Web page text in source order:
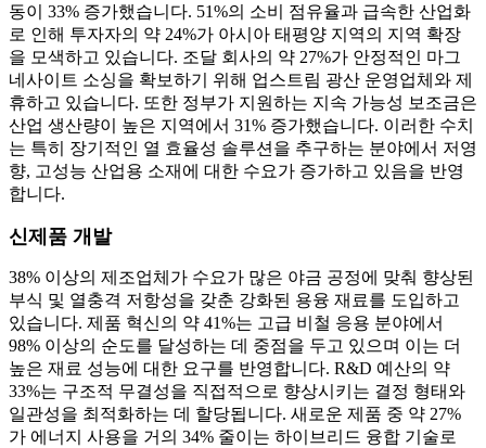
동이 33% 증가했습니다. 51%의 소비 점유율과 급속한 산업화
로 인해 투자자의 약 24%가 아시아 태평양 지역의 지역 확장
을 모색하고 있습니다. 조달 회사의 약 27%가 안정적인 마그
네사이트 소싱을 확보하기 위해 업스트림 광산 운영업체와 제
휴하고 있습니다. 또한 정부가 지원하는 지속 가능성 보조금은
산업 생산량이 높은 지역에서 31% 증가했습니다. 이러한 수치
는 특히 장기적인 열 효율성 솔루션을 추구하는 분야에서 저영
향, 고성능 산업용 소재에 대한 수요가 증가하고 있음을 반영
합니다.
신제품 개발
38% 이상의 제조업체가 수요가 많은 야금 공정에 맞춰 향상된
부식 및 열충격 저항성을 갖춘 강화된 용융 재료를 도입하고
있습니다. 제품 혁신의 약 41%는 고급 비철 응용 분야에서
98% 이상의 순도를 달성하는 데 중점을 두고 있으며 이는 더
높은 재료 성능에 대한 요구를 반영합니다. R&D 예산의 약
33%는 구조적 무결성을 직접적으로 향상시키는 결정 형태와
일관성을 최적화하는 데 할당됩니다. 새로운 제품 중 약 27%
가 에너지 사용을 거의 34% 줄이는 하이브리드 융합 기술로